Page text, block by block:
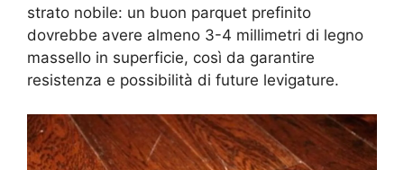
strato nobile: un buon parquet prefinito
dovrebbe avere almeno 3-4 millimetri di legno
massello in superficie, così da garantire
resistenza e possibilità di future levigature.